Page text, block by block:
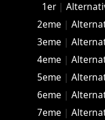
1er |
2eme |
3eme |
4eme |
5eme |
6eme |
7eme |